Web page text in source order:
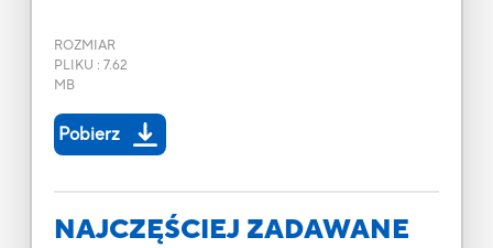
ROZMIAR
PLIKU : 7.62
MB
Pobierz
NAJCZĘŚCIEJ ZADAWANE